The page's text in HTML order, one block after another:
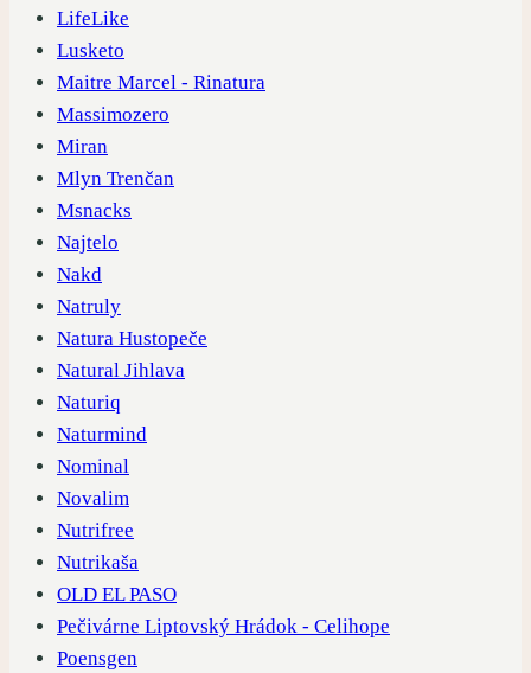
LifeLike
Lusketo
Maitre Marcel - Rinatura
Massimozero
Miran
Mlyn Trenčan
Msnacks
Najtelo
Nakd
Natruly
Natura Hustopeče
Natural Jihlava
Naturiq
Naturmind
Nominal
Novalim
Nutrifree
Nutrikaša
OLD EL PASO
Pečivárne Liptovský Hrádok - Celihope
Poensgen